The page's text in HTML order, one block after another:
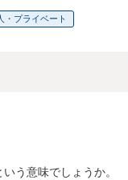
・プライベート
う意味でしょうか。